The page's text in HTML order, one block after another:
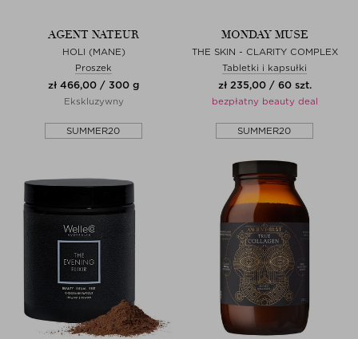
AGENT NATEUR
HOLI (MANE)
Proszek
zł 466,00 / 300 g
Ekskluzywny
SUMMER20
MONDAY MUSE
THE SKIN - CLARITY COMPLEX
Tabletki i kapsułki
zł 235,00 / 60 szt.
bezpłatny beauty deal
SUMMER20